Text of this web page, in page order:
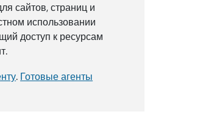
сайтов, страниц и
использовании
доступ к ресурсам
. Готовые агенты